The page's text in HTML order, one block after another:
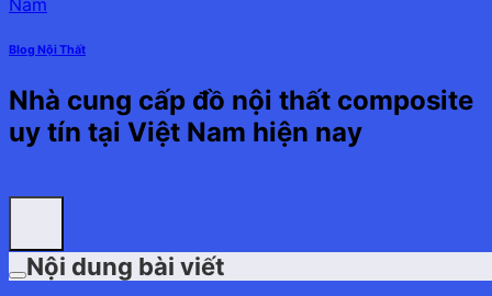
Blog Nội Thất
Nhà cung cấp đồ nội thất composite
uy tín tại Việt Nam hiện nay
Nội dung bài viết